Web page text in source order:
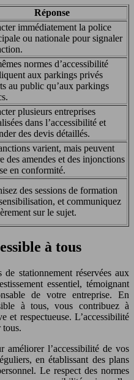
Réponse
immédiatement la police
ou nationale pour signaler
normes d’accessibilité
aux parkings privés
au public qu’aux parkings
plusieurs entreprises
dans l’accessibilité et
des devis détaillés.
varient, mais peuvent
des amendes et des injonctions
en conformité.
des sessions de formation
et communiquez
sur le sujet.
à tous
stationnement réservées aux
essentiel, témoignant
de votre entreprise. En
à tous, vous contribuez à
et respectueuse. L’accessibilité
tous.
améliorer l’accessibilité de vos
en établissant des plans
Le respect des normes